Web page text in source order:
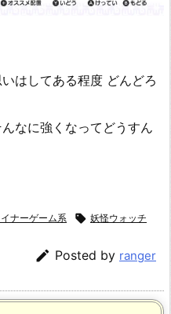
はしてある程度 どんどろ
なに強くなってどうすん
ナーゲーム系  妖怪ウォッチ
 Posted by ranger